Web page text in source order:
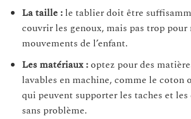
La taille :le tablier doit être
couvrir les genoux, mais pas trop pour
mouvements de l’enfant.
Les matériaux :optez pour des
lavables en machine, comme le coton
qui peuvent supporter les taches et les
sans problème.